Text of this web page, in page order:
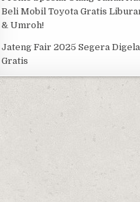
Beli Mobil Toyota Gratis
& Umroh!
Jateng Fair 2025 Segera
Gratis